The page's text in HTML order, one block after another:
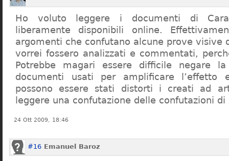
Ho voluto leggere i documenti di
liberamente disponibili online.
argomenti che confutano alcune prove visive
vorrei fossero analizzati e commentati,
Potrebbe magari essere difficile negare
documenti usati per amplificare l’effetto
possono essere stati distorti i creati ad
leggere una confutazione delle confutazioni di
24 Ott 2009, 18:46
#16 Emanuel Baroz